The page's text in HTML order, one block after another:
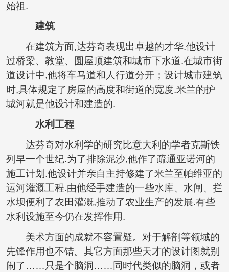
始祖.
建筑
在建筑方面,达芬奇表现出卓越的才华.他设计
过桥梁、教堂、圆屋顶建筑和城市下水道.在城市街
道设计中,他将车马道和人行道分开；设计城市建筑
时,具体规定了房屋的高度和街道的宽度.米兰的护
城河就是他设计和建造的.
水利工程
达芬奇对水利学的研究比意大利的学者克斯铁
列早一个世纪.为了排除泥沙,他作了疏通亚诺河的
施工计划.他设计并亲自主持修建了米兰至帕维亚的
运河灌溉工程.由他经手建造的一些水库、水闸、拦
水坝便利了农田灌溉,推动了农业生产的发展.有些
水利设施至今仍在发挥作用.
美术方面的成就不容置疑。对于解剖等领域的
先锋作用也不错。其它方面那些天才的设计图就别
闹了……只是个脑洞……同时代类似的脑洞，或者